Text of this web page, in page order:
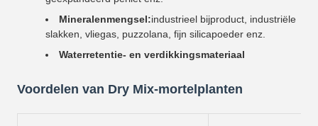
Mineralenmengsel:industrieel bijproduct, industriële
slakken, vliegas, puzzolana, fijn silicapoeder enz.
Waterretentie- en verdikkingsmateriaal
Voordelen van Dry Mix-mortelplanten